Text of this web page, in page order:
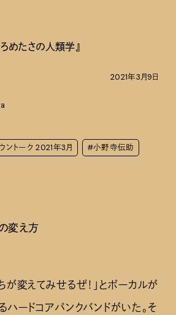
めたさの人類学』
2021年3月9日
ントーク 2021年3月 #小野寺伝助
変え方
変えてみせるぜ！」とボーカルが
ハードコアパンクバンドがいた。そ